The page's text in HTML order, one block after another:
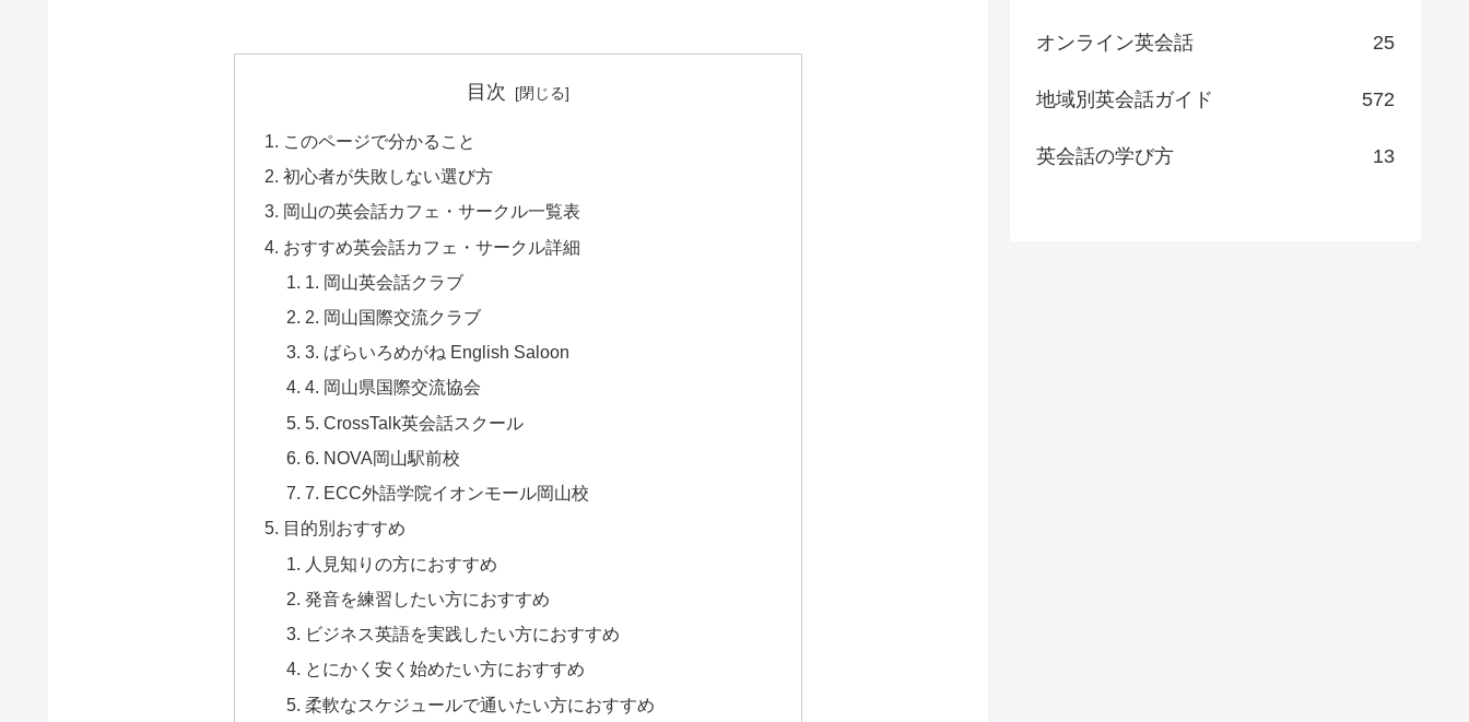
目次
このページで分かること
初心者が失敗しない選び方
岡山の英会話カフェ・サークル一覧表
おすすめ英会話カフェ・サークル詳細
1. 岡山英会話クラブ
2. 岡山国際交流クラブ
3. ばらいろめがね English Saloon
4. 岡山県国際交流協会
5. CrossTalk英会話スクール
6. NOVA岡山駅前校
7. ECC外語学院イオンモール岡山校
目的別おすすめ
人見知りの方におすすめ
発音を練習したい方におすすめ
ビジネス英語を実践したい方におすすめ
とにかく安く始めたい方におすすめ
柔軟なスケジュールで通いたい方におすすめ
オンライン英会話 25
地域別英会話ガイド 572
英会話の学び方 13